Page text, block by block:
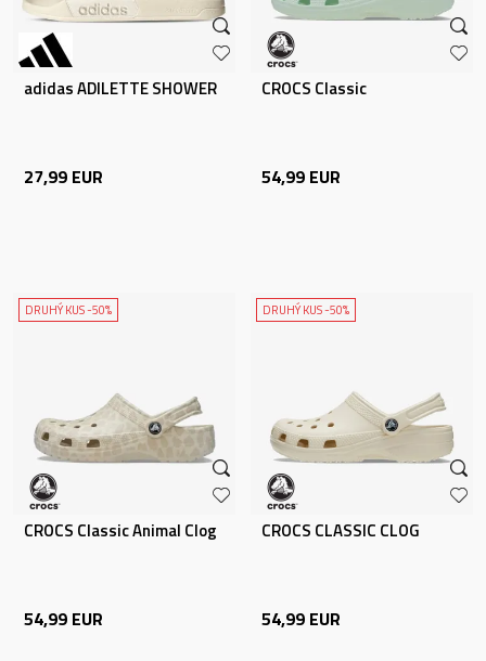
adidas ADILETTE SHOWER
27,99 EUR
CROCS Classic
54,99 EUR
DRUHÝ KUS -50%
CROCS Classic Animal Clog
54,99 EUR
DRUHÝ KUS -50%
CROCS CLASSIC CLOG
54,99 EUR